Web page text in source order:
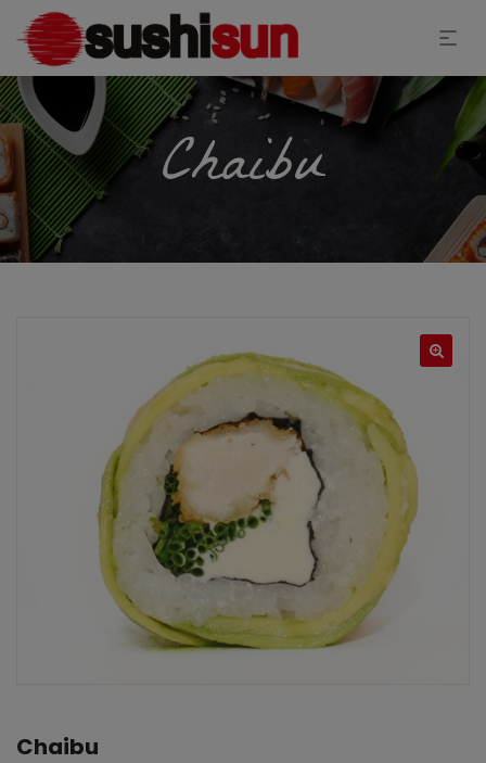
Chaibu
Chaibu